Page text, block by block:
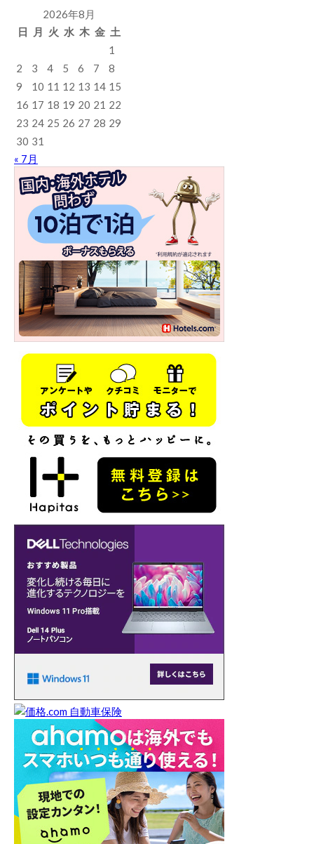
2026年8月
日
月 火 水 木 金 土
1
2
3 4 5 6 7
8
9
10 11 12 13 14 15
16 17 18 19 20 21 22
23 24 25 26 27 28 29
30 31
« 7月